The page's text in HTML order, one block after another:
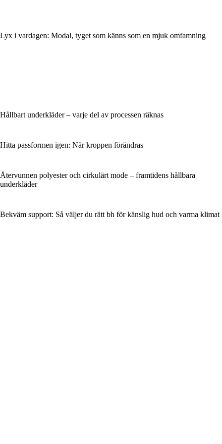
Lyx i vardagen: Modal, tyget som känns som en mjuk omfamning
Hållbart underkläder – varje del av processen räknas
Hitta passformen igen: När kroppen förändras
Återvunnen polyester och cirkulärt mode – framtidens hållbara
underkläder
Bekväm support: Så väljer du rätt bh för känslig hud och varma klimat